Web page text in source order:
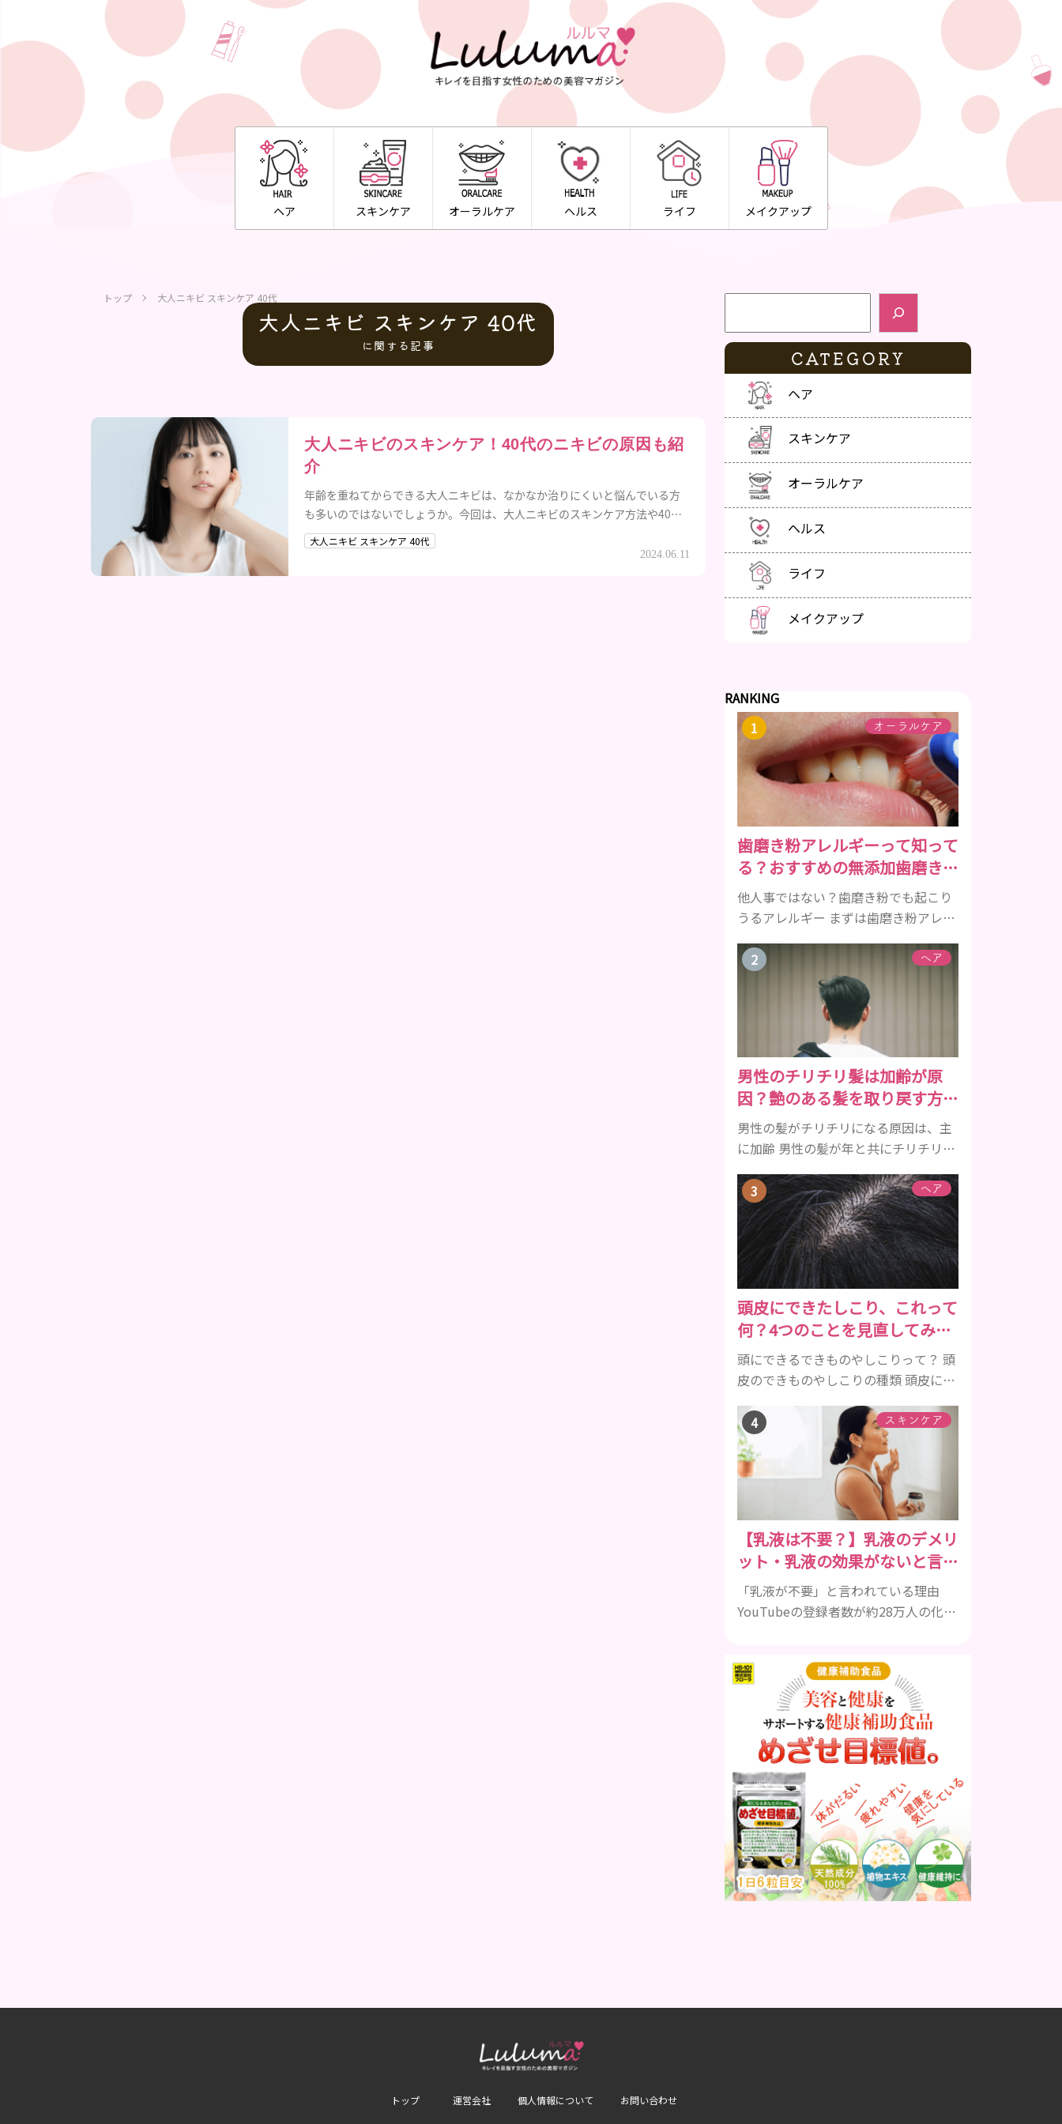
ヘア スキンケア オーラルケア ヘルス ライフ メイクアップ
トップ 大人ニキビ スキンケア 40代
大人ニキビ スキンケア 40代
に関する記事
大人ニキビのスキンケア！40代のニキビの原因も紹
介
年齢を重ねてからできる大人ニキビは、なかなか治りにくいと悩んでいる方
も多いのではないでしょうか。今回は、大人ニキビのスキンケア方法や40代
のニキビの原因などを解説するので参考にしてみてください。
大人ニキビ スキンケア 40代
2024.06.11
検索
CATEGORY
ヘア
スキンケア
オーラルケア
ヘルス
ライフ
メイクアップ
RANKING
オーラルケア
歯磨き粉アレルギーって知って
る？おすすめの無添加歯磨き粉
をご紹介
他人事ではない？歯磨き粉でも起こり
うるアレルギー まずは歯磨き粉アレル
ーの症状を解説しますね。 歯磨き粉に
含まれるアレルギーを起こすおそれの
ある成分 まず、普段お使いの歯磨き粉
に含まれているどの成分にアレルギー
を引き起こすおそれがあるのかを説明
しますね。 •フッ素･･･歯の表面のエナ
メルを守り強くしたり、虫歯と防ぐ働
きを持つ成分 •香味料 ･･･歯磨き粉の風
味や爽...
ヘア
男性のチリチリ髪は加齢が原
因？艶のある髪を取り戻す方法
をご紹介
男性の髪がチリチリになる原因は、主
に加齢 男性の髪が年と共にチリチリに
い頃はしっかりとボリュームがあり、
髪にツヤがあった男性も、いつのまに
か髪がチリチリでペタンとするように
なったと感じる人もいるでしょう。特
に大人の男性としての魅力が出てくる
40代以降の男性に悩んでいる人が多い
傾向があります。 髪が生え変わるサイ
クルは、年齢と共に乱れていきます。
髪が太くならないま...
ヘア
頭皮にできたしこり、これって
何？4つのことを見直してみよ
う！
頭にできるできものやしこりって？ 頭
皮のできものやしこりの種類 頭皮にで
して一種類ではありません。人によっ
ても違いますし、症状や種類によって
も違います。まずはどんな病気なの
か、よりも、どんな種類のできものや
しこりがあるのかを解説いきましょ
う。 水疱 ご存知の方もいらっしゃるか
と思いますが、すいほう、と読みま
す。これは表皮や表皮下にできるもの
です。表皮は0.2mmほ...
スキンケア
【乳液は不要？】乳液のデメリ
ット・乳液の効果がないと言わ
れている理由を解説！
「乳液が不要」と言われている理由
YouTubeの登録者数が約28万人の化粧
りました。 スキンケアで1番不要なも
のは『乳液』だと思ってます。成分を
見ると化粧水と変わらない(乳濁剤で濁
らせてゲル化剤で粘度付けてるだけの)
ものが多すぎますしそもそも油分を足
したいならクリームがあります。僕自
身ここ10年くらい乳液は使ってません
がなんの...
トップ 運営会社 個人情報について お問い合わせ